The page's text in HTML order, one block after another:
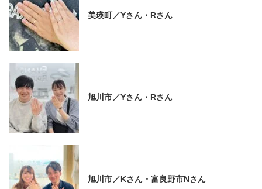
美瑛町／Yさん・Rさん
旭川市／Yさん・Rさん
旭川市／Kさん・富良野市Nさん